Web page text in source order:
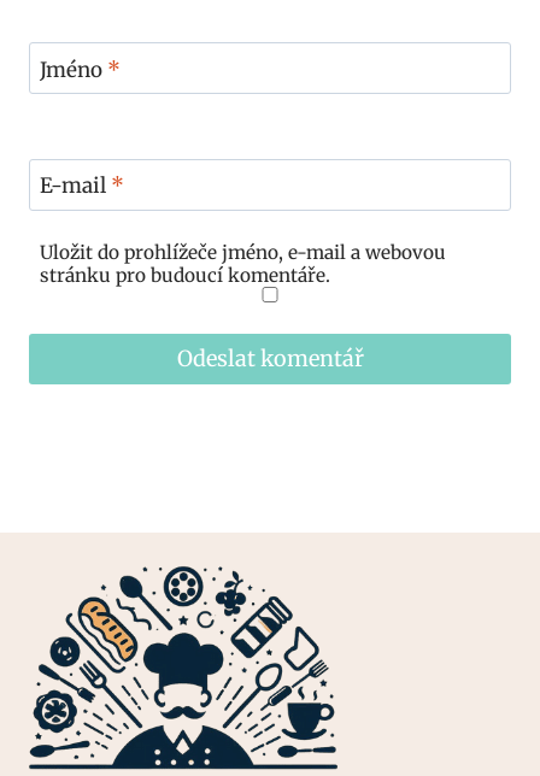
Jméno *
E-mail *
Uložit do prohlížeče jméno, e-mail a webovou
stránku pro budoucí komentáře.